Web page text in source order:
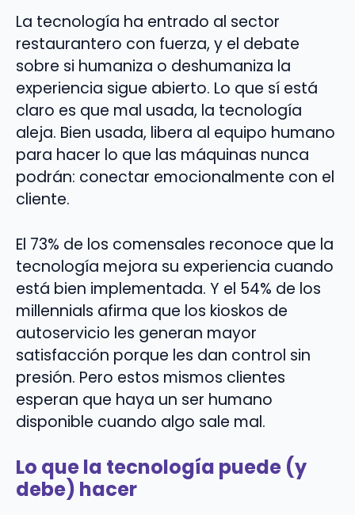
La tecnología ha entrado al sector
restaurantero con fuerza, y el debate
sobre si humaniza o deshumaniza la
experiencia sigue abierto. Lo que sí está
claro es que mal usada, la tecnología
aleja. Bien usada, libera al equipo humano
para hacer lo que las máquinas nunca
podrán: conectar emocionalmente con el
cliente.
El 73% de los comensales reconoce que la
tecnología mejora su experiencia cuando
está bien implementada. Y el 54% de los
millennials afirma que los kioskos de
autoservicio les generan mayor
satisfacción porque les dan control sin
presión. Pero estos mismos clientes
esperan que haya un ser humano
disponible cuando algo sale mal.
Lo que la tecnología puede (y
debe) hacer